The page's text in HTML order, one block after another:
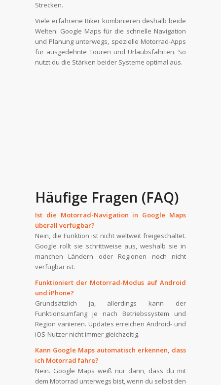
Strecken.
Viele erfahrene Biker kombinieren deshalb beide
Welten: Google Maps für die schnelle Navigation
und Planung unterwegs, spezielle Motorrad-Apps
für ausgedehnte Touren und Urlaubsfahrten. So
nutzt du die Stärken beider Systeme optimal aus.
Häufige Fragen (FAQ)
Ist die Motorrad-Navigation in Google Maps
überall verfügbar?
Nein, die Funktion ist nicht weltweit freigeschaltet.
Google rollt sie schrittweise aus, weshalb sie in
manchen Ländern oder Regionen noch nicht
verfügbar ist.
Funktioniert der Motorrad-Modus auf Android
und iPhone?
Grundsätzlich ja, allerdings kann der
Funktionsumfang je nach Betriebssystem und
Region variieren. Updates erreichen Android- und
iOS-Nutzer nicht immer gleichzeitig.
Kann Google Maps automatisch erkennen, dass
ich Motorrad fahre?
Nein. Google Maps weiß nur dann, dass du mit
dem Motorrad unterwegs bist, wenn du selbst den